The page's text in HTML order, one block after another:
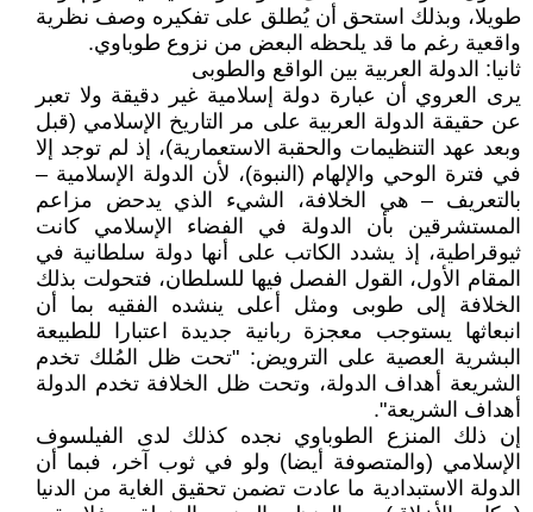
طويلا، وبذلك استحق أن يُطلق على تفكيره وصف نظرية
واقعية رغم ما قد يلحظه البعض من نزوع طوباوي.
ثانيا: الدولة العربية بين الواقع والطوبى
يرى العروي أن عبارة دولة إسلامية غير دقيقة ولا تعبر
عن حقيقة الدولة العربية على مر التاريخ الإسلامي (قبل
وبعد عهد التنظيمات والحقبة الاستعمارية)، إذ لم توجد إلا
في فترة الوحي والإلهام (النبوة)، لأن الدولة الإسلامية –
بالتعريف – هي الخلافة، الشيء الذي يدحض مزاعم
المستشرقين بأن الدولة في الفضاء الإسلامي كانت
ثيوقراطية، إذ يشدد الكاتب على أنها دولة سلطانية في
المقام الأول، القول الفصل فيها للسلطان، فتحولت بذلك
الخلافة إلى طوبى ومثل أعلى ينشده الفقيه بما أن
انبعاثها يستوجب معجزة ربانية جديدة اعتبارا للطبيعة
البشرية العصية على الترويض: "تحت ظل المُلك تخدم
الشريعة أهداف الدولة، وتحت ظل الخلافة تخدم الدولة
أهداف الشريعة".
إن ذلك المنزع الطوباوي نجده كذلك لدى الفيلسوف
الإسلامي (والمتصوفة أيضا) ولو في ثوب آخر، فبما أن
الدولة الاستبدادية ما عادت تضمن تحقيق الغاية من الدنيا